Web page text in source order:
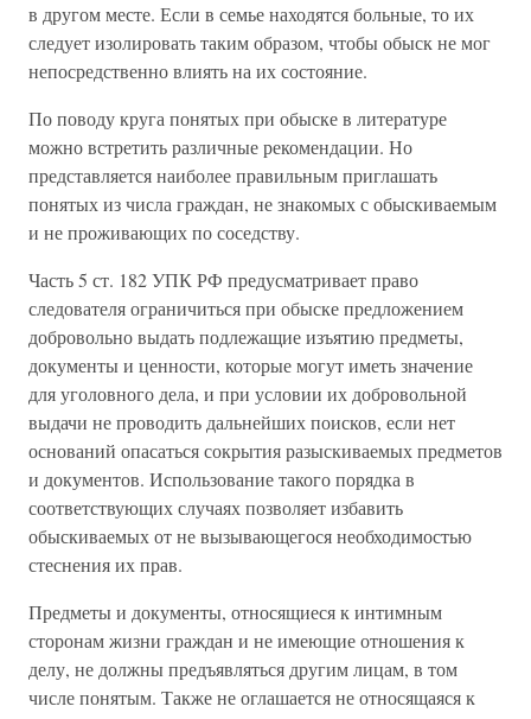
в другом месте. Если в семье находятся больные, то их
следует изолировать таким образом, чтобы обыск не мог
непосредственно влиять на их состояние.
По поводу круга понятых при обыске в литературе
можно встретить различные рекомендации. Но
представляется наиболее правильным приглашать
понятых из числа граждан, не знакомых с обыскиваемым
и не проживающих по соседству.
Часть 5 ст. 182 УПК РФ предусматривает право
следователя ограничиться при обыске предложением
добровольно выдать подлежащие изъятию предметы,
документы и ценности, которые могут иметь значение
для уголовного дела, и при условии их добровольной
выдачи не проводить дальнейших поисков, если нет
оснований опасаться сокрытия разыскиваемых предметов
и документов. Использование такого порядка в
соответствующих случаях позволяет избавить
обыскиваемых от не вызывающегося необходимостью
стеснения их прав.
Предметы и документы, относящиеся к интимным
сторонам жизни граждан и не имеющие отношения к
делу, не должны предъявляться другим лицам, в том
числе понятым. Также не оглашается не относящаяся к